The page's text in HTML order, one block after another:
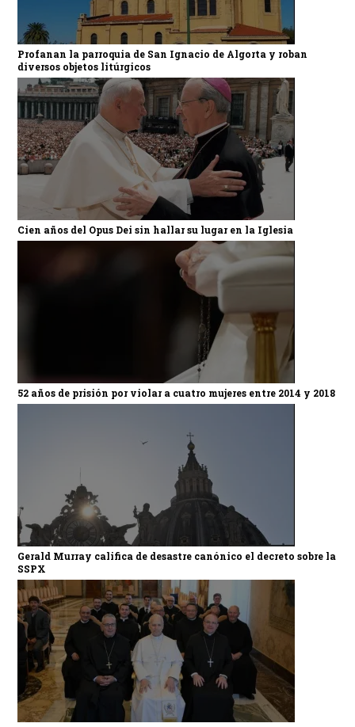
Profanan la parroquia de San Ignacio de Algorta y roban
diversos objetos litúrgicos
Cien años del Opus Dei sin hallar su lugar en la Iglesia
52 años de prisión por violar a cuatro mujeres entre 2014 y 2018
Gerald Murray califica de desastre canónico el decreto sobre la
SSPX